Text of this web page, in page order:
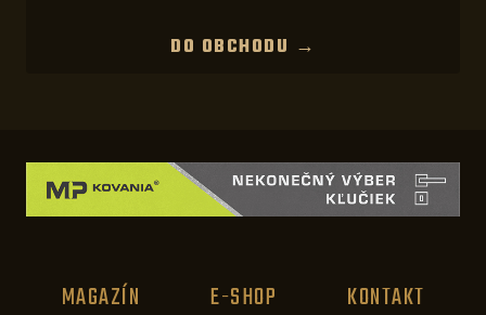
DO OBCHODU →
MAGAZÍN E-SHOP KONTAKT